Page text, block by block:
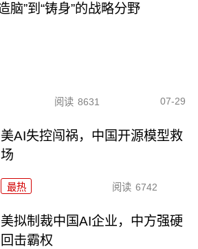
脑”到“铸身”的战略分野
阅读 8631 07-29
美AI失控闯祸，中国开源模型救
场
最热 阅读 6742
美拟制裁中国AI企业，中方强硬
回击霸权